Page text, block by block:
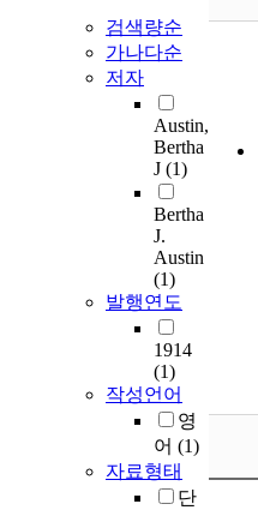
검색량순
가나다순
저자
Austin,
Bertha
J (1)
Bertha
J.
Austin
(1)
발행연도
1914
(1)
작성언어
영
어 (1)
자료형태
단